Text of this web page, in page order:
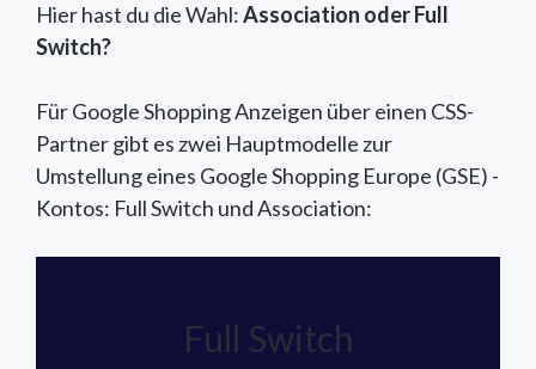
Hier hast du die Wahl:Association oder Full
Switch?
Für Google Shopping Anzeigen über einen CSS-
Partner gibt es zwei Hauptmodelle zur
Umstellung eines Google Shopping Europe (GSE) -
Kontos: Full Switch und Association:
Full Switch